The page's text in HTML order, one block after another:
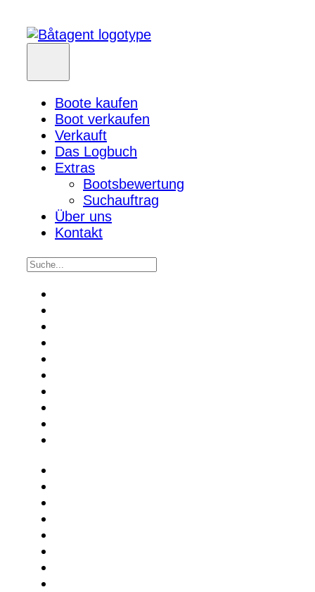
Boote kaufen
Boot verkaufen
Verkauft
Das Logbuch
Extras
Bootsbewertung
Suchauftrag
Über uns
Kontakt